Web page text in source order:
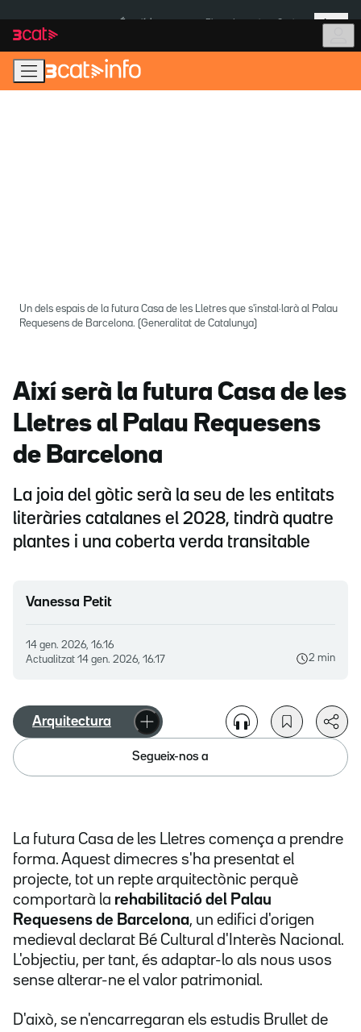
navegació
principal
contingut
Més
Un dels espais de la futura Casa de les Lletres que s'instal·larà al Palau
Requesens de Barcelona. (Generalitat de Catalunya)
Així serà la futura Casa de les
Lletres al Palau Requesens
de Barcelona
La joia del gòtic serà la seu de les entitats
literàries catalanes el 2028, tindrà quatre
plantes i una coberta verda transitable
Vanessa Petit
14 gen. 2026, 16.16
Actualitzat 14 gen. 2026, 16.17 2 min
Arquitectura
Segueix-nos a
La futura Casa de les Lletres comença a prendre
forma. Aquest dimecres s'ha presentat el
projecte, tot un repte arquitectònic perquè
comportarà la rehabilitació del Palau
Requesens de Barcelona, un edifici d'origen
medieval declarat Bé Cultural d'Interès Nacional.
L'objectiu, per tant, és adaptar-lo als nous usos
sense alterar-ne el valor patrimonial.
D'això, se n'encarregaran els estudis Brullet de